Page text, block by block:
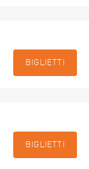
BIGLIETTI
BIGLIETTI